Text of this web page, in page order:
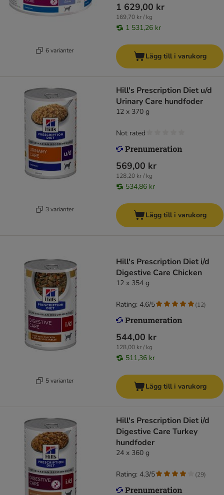
6 varianter
1 629,00 kr
169,70 kr / kg
1 531,26 kr
Lägg till i varukorg
3 varianter
Hill's Prescription Diet u/d
Urinary Care hundfoder
12 x 370 g
569,00 kr
128,20 kr / kg
534,86 kr
Not rated
Lägg till i varukorg
5 varianter
Hill's Prescription Diet i/d
Digestive Care Chicken
12 x 354 g
544,00 kr
128,00 kr / kg
511,36 kr
Rating: 4.6/5 (12)
Lägg till i varukorg
Hill's Prescription Diet i/d
Digestive Care Turkey
hundfoder
24 x 360 g
Rating: 4.3/5 (29)